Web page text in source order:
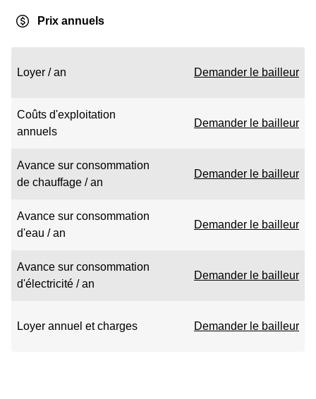
Prix annuels
Loyer / an Demander le bailleur
Coûts d'exploitation
annuels
Demander le bailleur
Avance sur consommation
de chauffage / an
Demander le bailleur
Avance sur consommation
d'eau / an
Demander le bailleur
Avance sur consommation
d'électricité / an
Demander le bailleur
Loyer annuel et charges Demander le bailleur